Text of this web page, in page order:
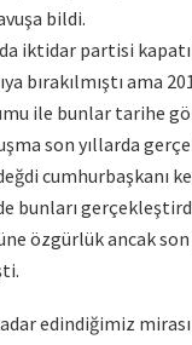
bildi.
iktidar partisi
bırakılmıştı ama
ile bunlar tarihe
son yıllarda
cumhurbaşkanı
bunları
özgürlük ancak son
edindiğimiz